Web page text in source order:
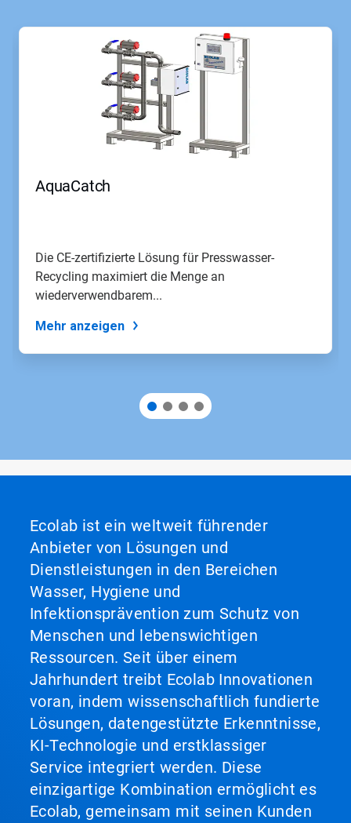
AquaCatch
Die CE-zertifizierte Lösung für Presswasser-
Recycling maximiert die Menge an
wiederverwendbarem...
Mehr anzeigen
Ecolab ist ein weltweit führender
Anbieter von Lösungen und
Dienstleistungen in den Bereichen
Wasser, Hygiene und
Infektionsprävention zum Schutz von
Menschen und lebenswichtigen
Ressourcen. Seit über einem
Jahrhundert treibt Ecolab Innovationen
voran, indem wissenschaftlich fundierte
Lösungen, datengestützte Erkenntnisse,
KI-Technologie und erstklassiger
Service integriert werden. Diese
einzigartige Kombination ermöglicht es
Ecolab, gemeinsam mit seinen Kunden